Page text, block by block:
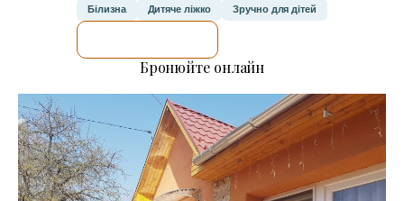
Білизна Дитяче ліжко Зручно для дітей
Бронюйте онлайн